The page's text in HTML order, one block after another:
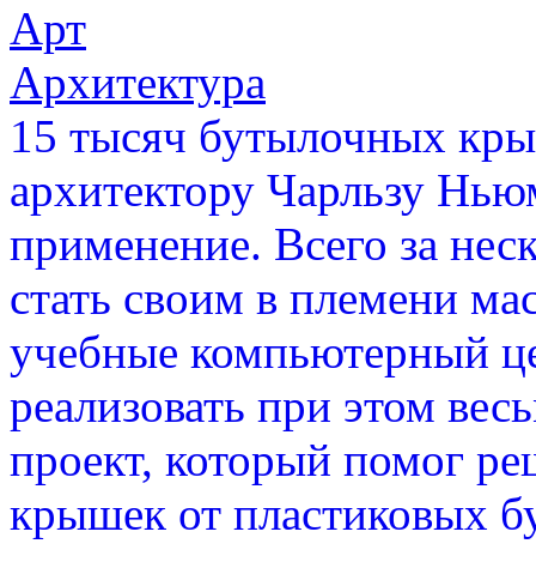
Арт
Архитектура
15 тысяч бутылочных
архитектору Чарльзу
применение. Всего за
стать своим в племени
учебные компьютерный
реализовать при этом
проект, который помог
крышек от пластиковых